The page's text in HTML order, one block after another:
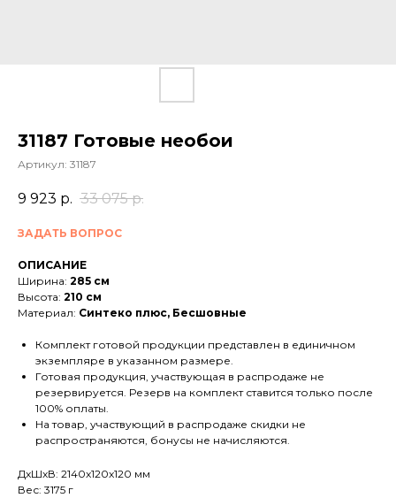
31187 Готовые необои
Артикул: 31187
9 923 р. 33 075 р.
ЗАДАТЬ ВОПРОС
ОПИСАНИЕ
Ширина: 285 см
Высота: 210 см
Материал: Синтеко плюс, Бесшовные
Комплект готовой продукции представлен в единичном
экземпляре в указанном размере.
Готовая продукция, участвующая в распродаже не
резервируется. Резерв на комплект ставится только после
100% оплаты.
На товар, участвующий в распродаже скидки не
распространяются, бонусы не начисляются.
ДxШxВ: 2140x120x120 мм
Вес: 3175 г